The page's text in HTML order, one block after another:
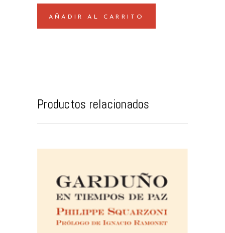
Marx
AÑADIR AL CARRITO
Productos relacionados